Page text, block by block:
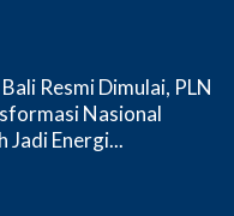
Resmi Dimulai, PLN
Nasional
Jadi Energi...